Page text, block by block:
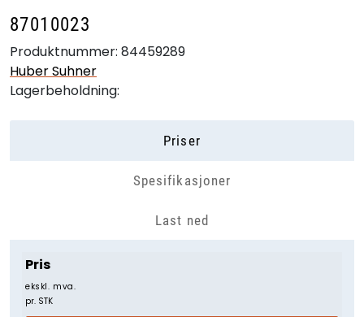
87010023
Produktnummer: 84459289
Huber Suhner
Lagerbeholdning:
Priser
Spesifikasjoner
Last ned
Pris
ekskl. mva.
pr. STK